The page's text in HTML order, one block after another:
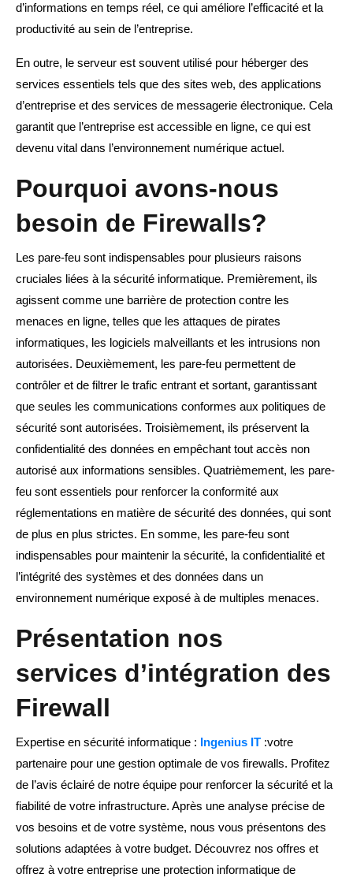
d’informations en temps réel, ce qui améliore l’efficacité et la
productivité au sein de l’entreprise.
En outre, le serveur est souvent utilisé pour héberger des
services essentiels tels que des sites web, des applications
d’entreprise et des services de messagerie électronique. Cela
garantit que l’entreprise est accessible en ligne, ce qui est
devenu vital dans l’environnement numérique actuel.
Pourquoi avons-nous
besoin de Firewalls?
Les pare-feu sont indispensables pour plusieurs raisons
cruciales liées à la sécurité informatique. Premièrement, ils
agissent comme une barrière de protection contre les
menaces en ligne, telles que les attaques de pirates
informatiques, les logiciels malveillants et les intrusions non
autorisées. Deuxièmement, les pare-feu permettent de
contrôler et de filtrer le trafic entrant et sortant, garantissant
que seules les communications conformes aux politiques de
sécurité sont autorisées. Troisièmement, ils préservent la
confidentialité des données en empêchant tout accès non
autorisé aux informations sensibles. Quatrièmement, les pare-
feu sont essentiels pour renforcer la conformité aux
réglementations en matière de sécurité des données, qui sont
de plus en plus strictes. En somme, les pare-feu sont
indispensables pour maintenir la sécurité, la confidentialité et
l’intégrité des systèmes et des données dans un
environnement numérique exposé à de multiples menaces.
Présentation nos
services d’intégration des
Firewall
Expertise en sécurité informatique : Ingenius IT :votre
partenaire pour une gestion optimale de vos firewalls. Profitez
de l’avis éclairé de notre équipe pour renforcer la sécurité et la
fiabilité de votre infrastructure. Après une analyse précise de
vos besoins et de votre système, nous vous présentons des
solutions adaptées à votre budget. Découvrez nos offres et
offrez à votre entreprise une protection informatique de